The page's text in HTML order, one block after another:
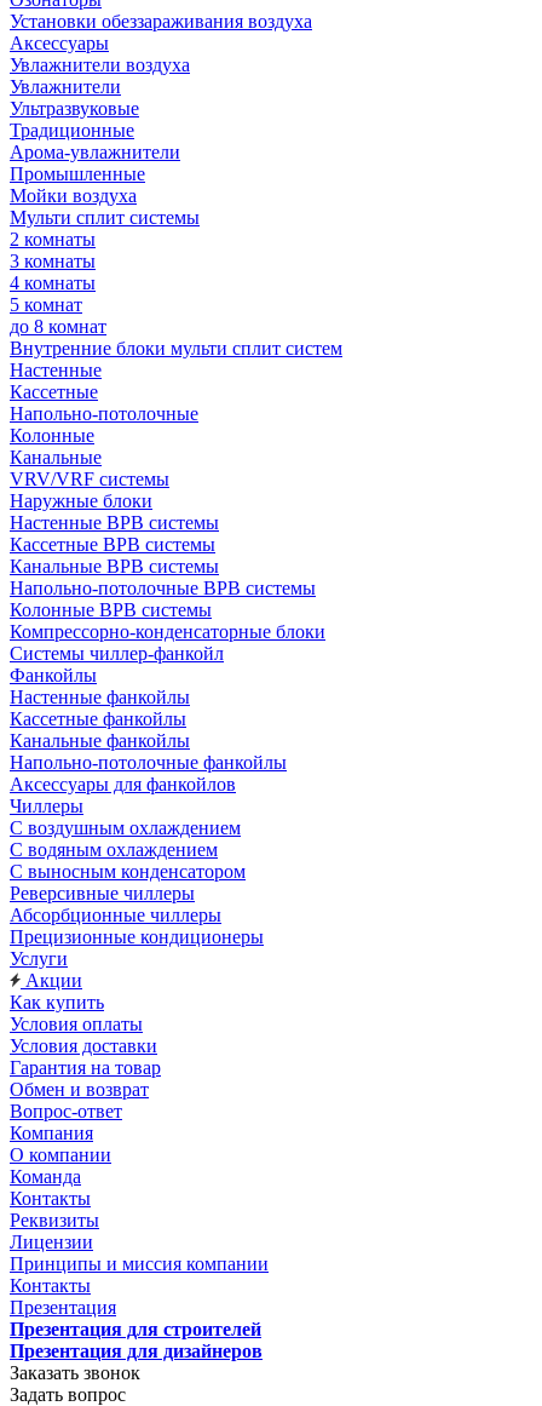
Установки обеззараживания воздуха
Аксессуары
Увлажнители воздуха
Увлажнители
Ультразвуковые
Традиционные
Арома-увлажнители
Промышленные
Мойки воздуха
Мульти сплит системы
2 комнаты
3 комнаты
4 комнаты
5 комнат
до 8 комнат
Внутренние блоки мульти сплит систем
Настенные
Кассетные
Напольно-потолочные
Колонные
Канальные
VRV/VRF системы
Наружные блоки
Настенные ВРВ системы
Кассетные ВРВ системы
Канальные ВРВ системы
Напольно-потолочные ВРВ системы
Колонные ВРВ системы
Компрессорно-конденсаторные блоки
Системы чиллер-фанкойл
Фанкойлы
Настенные фанкойлы
Кассетные фанкойлы
Канальные фанкойлы
Напольно-потолочные фанкойлы
Аксессуары для фанкойлов
Чиллеры
С воздушным охлаждением
С водяным охлаждением
С выносным конденсатором
Реверсивные чиллеры
Абсорбционные чиллеры
Прецизионные кондиционеры
Услуги
Акции
Как купить
Условия оплаты
Условия доставки
Гарантия на товар
Обмен и возврат
Вопрос-ответ
Компания
О компании
Команда
Контакты
Реквизиты
Лицензии
Принципы и миссия компании
Контакты
Презентация
Презентация для строителей
Презентация для дизайнеров
Заказать звонок
Задать вопрос